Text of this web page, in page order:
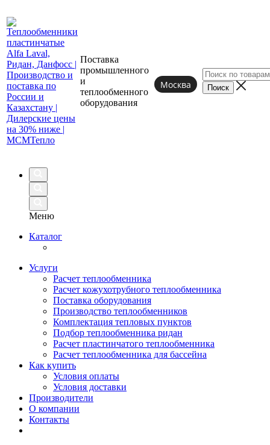
Поставка
промышленного
и
теплообменного
оборудования
Москва
Меню
Каталог
Услуги
Расчет теплообменника
Расчет кожухотрубного теплообменника
Поставка оборудования
Производство теплообменников
Комплектация тепловых пунктов
Подбор теплообменника ридан
Расчет пластинчатого теплообменника
Расчет теплообменника для бассейна
Как купить
Условия оплаты
Условия доставки
Производители
О компании
Контакты